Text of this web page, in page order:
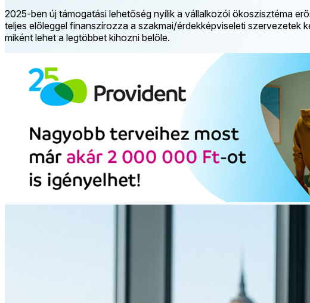
2025-ben új támogatási lehetőség nyílik a vállalkozói ökoszisztéma
teljes előleggel finanszírozza a szakmai/érdekképviseleti szervezetek
miként lehet a legtöbbet kihozni belőle.